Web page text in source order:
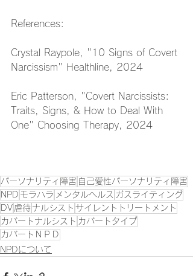
References:
Crystal Raypole, "10 Signs of Covert
Narcissism" Healthline, 2024
Eric Patterson, "Covert Narcissists:
Traits, Signs, & How to Deal With
One" Choosing Therapy, 2024
パーソナリティ障害 自己愛性パーソナリティ障害
NPD モラハラ メンタルヘルス ガスライティング
DV 虐待 ナルシスト サイレントトリートメント
カバートナルシスト カバートタイプ
カバートＮＰＤ
NPDについて